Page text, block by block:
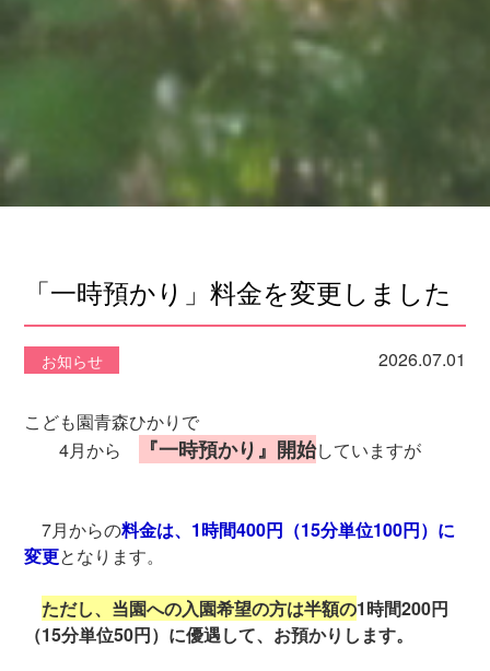
「一時預かり」料金を変更しました
お知らせ 2026.07.01
こども園青森ひかりで
4月から
『一時預かり』開始していますが
7月からの料金は、1時間400円（15分単位100円）に
変更となります。
ただし、当園への入園希望の方は半額の1時間200円
（15分単位50円） に優遇して、 お預かりします。